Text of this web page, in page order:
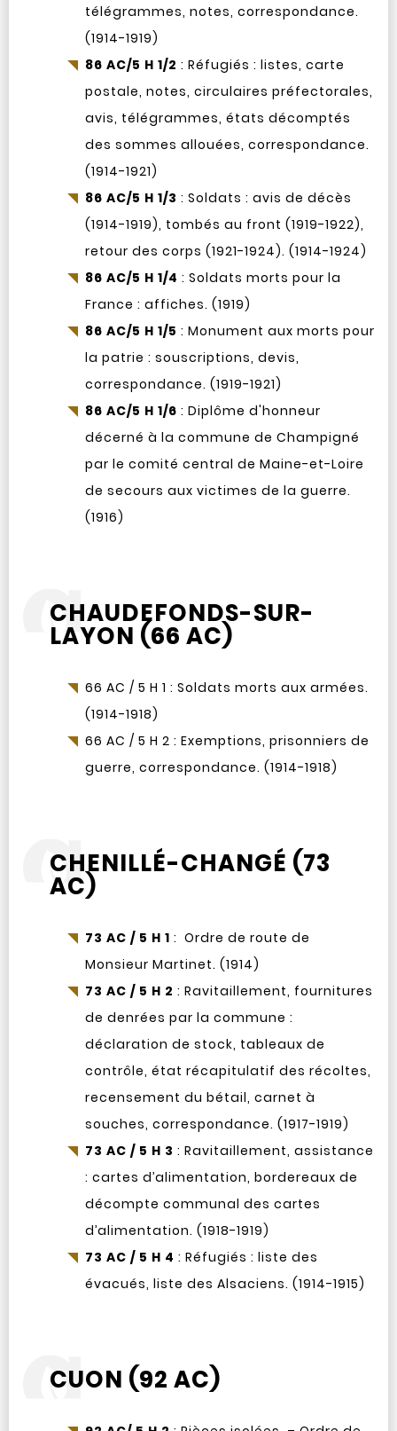
télégrammes, notes, correspondance.
(1914-1919)
86 AC/5 H 1/2 : Réfugiés : listes, carte
postale, notes, circulaires préfectorales,
avis, télégrammes, états décomptés
des sommes allouées, correspondance.
(1914-1921)
86 AC/5 H 1/3 : Soldats : avis de décès
(1914-1919), tombés au front (1919-1922),
retour des corps (1921-1924). (1914-1924)
86 AC/5 H 1/4 : Soldats morts pour la
France : affiches. (1919)
86 AC/5 H 1/5 : Monument aux morts pour
la patrie : souscriptions, devis,
correspondance. (1919-1921)
86 AC/5 H 1/6 : Diplôme d'honneur
décerné à la commune de Champigné
par le comité central de Maine-et-Loire
de secours aux victimes de la guerre.
(1916)
CHAUDEFONDS-SUR-
LAYON (66 AC)
66 AC / 5 H 1 : Soldats morts aux armées.
(1914-1918)
66 AC / 5 H 2 : Exemptions, prisonniers de
guerre, correspondance. (1914-1918)
CHENILLÉ-CHANGÉ (73
AC)
73 AC / 5 H 1 : Ordre de route de
Monsieur Martinet. (1914)
73 AC / 5 H 2 : Ravitaillement, fournitures
de denrées par la commune :
déclaration de stock, tableaux de
contrôle, état récapitulatif des récoltes,
recensement du bétail, carnet à
souches, correspondance. (1917-1919)
73 AC / 5 H 3 : Ravitaillement, assistance
: cartes d’alimentation, bordereaux de
décompte communal des cartes
d’alimentation. (1918-1919)
73 AC / 5 H 4 : Réfugiés : liste des
évacués, liste des Alsaciens. (1914-1915)
CUON (92 AC)